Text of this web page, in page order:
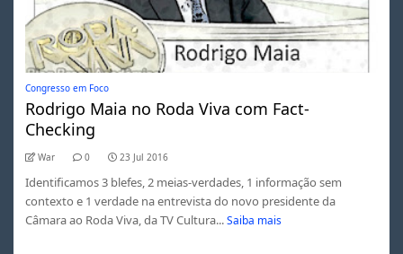
Congresso em Foco
Rodrigo Maia no Roda Viva com Fact-
Checking
War 0 23 Jul 2016
Identificamos 3 blefes, 2 meias-verdades, 1 informação sem
contexto e 1 verdade na entrevista do novo presidente da
Câmara ao Roda Viva, da TV Cultura... Saiba mais